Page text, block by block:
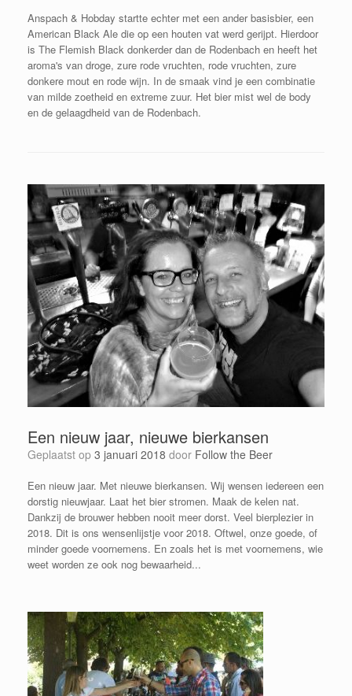
Anspach & Hobday startte echter met een ander basisbier, een
American Black Ale die op een houten vat werd gerijpt. Hierdoor
is The Flemish Black donkerder dan de Rodenbach en heeft het
aroma's van droge, zure rode vruchten, rode vruchten, zure
donkere mout en rode wijn. In de smaak vind je een combinatie
van milde zoetheid en extreme zuur. Het bier mist wel de body
en de gelaagdheid van de Rodenbach.
Een nieuw jaar, nieuwe bierkansen
Geplaatst op 3 januari 2018 door Follow the Beer
Een nieuw jaar. Met nieuwe bierkansen. Wij wensen iedereen een
dorstig nieuwjaar. Laat het bier stromen. Maak de kelen nat.
Dankzij de brouwer hebben nooit meer dorst. Veel bierplezier in
2018. Dit is ons wensenlijstje voor 2018. Oftwel, onze goede, of
minder goede voornemens. En zoals het is met voornemens, wie
weet worden ze ook nog bewaarheid...